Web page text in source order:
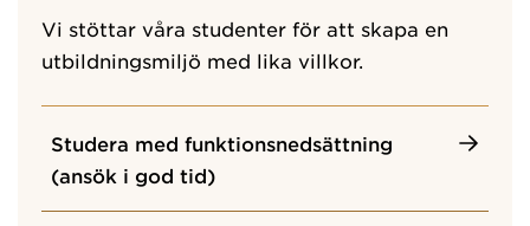
Vi stöttar våra studenter för att skapa en
utbildningsmiljö med lika villkor.
Studera med funktionsnedsättning
(ansök i god tid)